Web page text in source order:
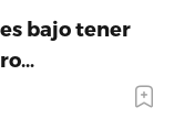
bajo tener